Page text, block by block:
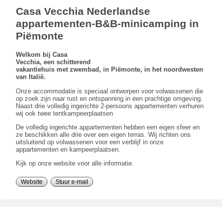
Casa Vecchia Nederlandse
appartementen-B&B-minicamping in
Piëmonte
Welkom bij Casa
Vecchia, een schitterend
vakantiehuis met zwembad, in Piëmonte, in het noordwesten
van Italië.
Onze accommodatie is speciaal ontworpen voor volwassenen die
op zoek zijn naar rust en ontspanning in een prachtige omgeving.
Naast drie volledig ingerichte 2-persoons appartementen verhuren
wij ook twee tentkampeerplaatsen
De volledig ingerichte appartementen hebben een eigen sfeer en
ze beschikken alle drie over een eigen terras. Wij richten ons
uitsluitend op volwassenen voor een verblijf in onze
appartementen en kampeerplaatsen.
Kijk op onze website voor alle informatie.
Website Stuur e-mail